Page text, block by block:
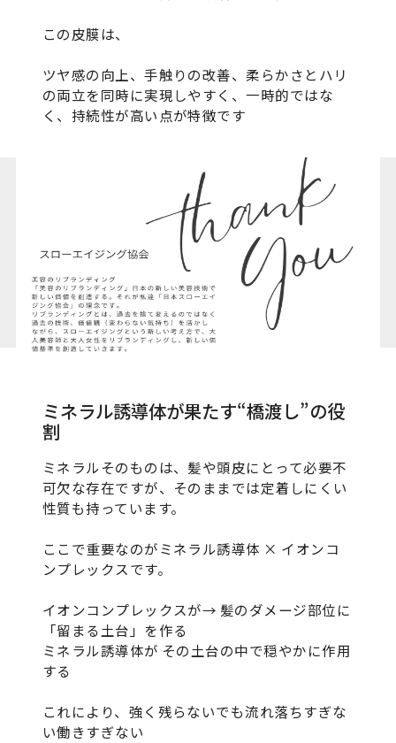
この皮膜は、
ツヤ感の向上、手触りの改善、柔らかさとハリ
の両立を同時に実現しやすく、一時的ではな
く、持続性が高い点が特徴です
ミネラル誘導体が果たす“橋渡し”の役
割
ミネラルそのものは、髪や頭皮にとって必要不
可欠な存在ですが、そのままでは定着しにくい
性質も持っています。
ここで重要なのがミネラル誘導体 × イオンコ
ンプレックスです。
イオンコンプレックスが→ 髪のダメージ部位に
「留まる土台」を作る
ミネラル誘導体が その土台の中で穏やかに作用
する
これにより、強く残らないでも流れ落ちすぎな
い働きすぎない